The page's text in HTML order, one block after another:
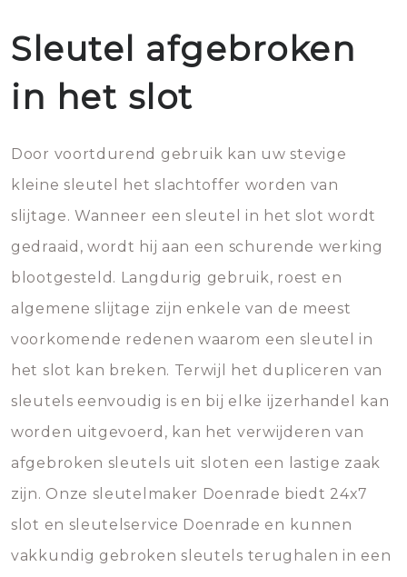
Sleutel afgebroken
in het slot
Door voortdurend gebruik kan uw stevige
kleine sleutel het slachtoffer worden van
slijtage. Wanneer een sleutel in het slot wordt
gedraaid, wordt hij aan een schurende werking
blootgesteld. Langdurig gebruik, roest en
algemene slijtage zijn enkele van de meest
voorkomende redenen waarom een sleutel in
het slot kan breken. Terwijl het dupliceren van
sleutels eenvoudig is en bij elke ijzerhandel kan
worden uitgevoerd, kan het verwijderen van
afgebroken sleutels uit sloten een lastige zaak
zijn. Onze sleutelmaker Doenrade biedt 24x7
slot en sleutelservice Doenrade en kunnen
vakkundig gebroken sleutels terughalen in een